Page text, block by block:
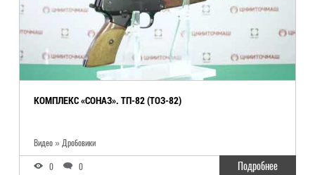
КОМПЛЕКС «СОНАЗ». ТП-82 (ТОЗ-82)
Видео » Дробовики
0 0 Подробнее